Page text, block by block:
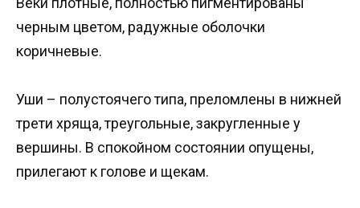
черным цветом, радужные оболочки
коричневые.
Уши – полустоячего типа, преломлены в нижней
трети хряща, треугольные, закругленные у
вершины. В спокойном состоянии опущены,
прилегают к голове и щекам.